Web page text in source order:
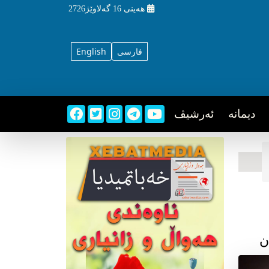
هه‌ینی 16 گه‌لاوێژ2726
English فارسی
دیمانه ئه‌رشیڤ